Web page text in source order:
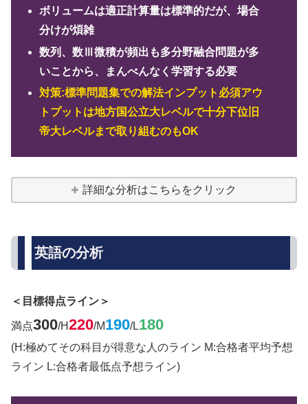
ボリュームは適正計算量は標準的だが、場合
分けが煩雑
数列、数Ⅲ微積が頻出も多分野融合問題が多
いことから、まんべんなく学習する必要
対策:標準問題集での解法インプット必須アウ
トプットは地方国公立大レベルで十分下位旧
帝大レベルまで取り組むのもOK
詳細な分析はこちらをクリック
英語の分析
＜目標得点ライン＞
満点300/H220/M190/L180
(H:極めてその科目が得意な人のライン M:合格者平均予想
ライン L:合格者最低点予想ライン)